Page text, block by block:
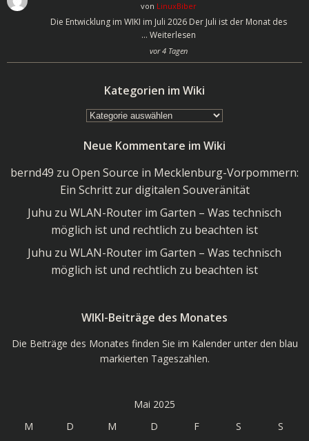
von LinuxBiber
Die Entwicklung im WIKI im Juli 2026 Der Juli ist der Monat des
… Weiterlesen
vor 4 Tagen
Kategorien im Wiki
Kategorien
Wiki
Neue Kommentare im Wiki
bernd49 zu Open Source in Mecklenburg-Vorpommern:
Ein Schritt zur digitalen Souveränität
Juhu zu WLAN-Router im Garten – Was technisch
möglich ist und rechtlich zu beachten ist
Juhu zu WLAN-Router im Garten – Was technisch
möglich ist und rechtlich zu beachten ist
WIKI-Beiträge des Monates
Die Beiträge des Monates finden Sie im Kalender unter den blau
markierten Tageszahlen.
Mai 2025
M
D M D F S
S